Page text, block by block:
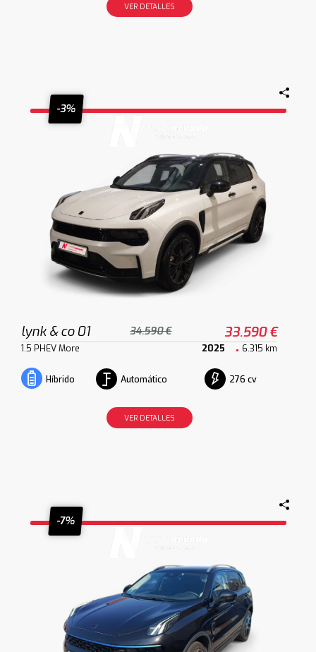
VER DETALLES
-3%
lynk & co 01 34.590 € 33.590 €
1.5 PHEV More 2025 6.315 km
Híbrido Automático 276 cv
VER DETALLES
-7%